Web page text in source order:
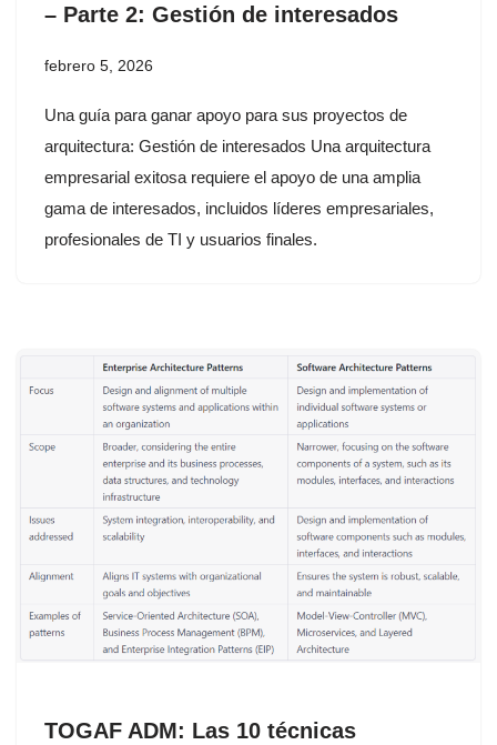
– Parte 2: Gestión de interesados
febrero 5, 2026
Una guía para ganar apoyo para sus proyectos de
arquitectura: Gestión de interesados Una arquitectura
empresarial exitosa requiere el apoyo de una amplia
gama de interesados, incluidos líderes empresariales,
profesionales de TI y usuarios finales.
TOGAF ADM: Las 10 técnicas